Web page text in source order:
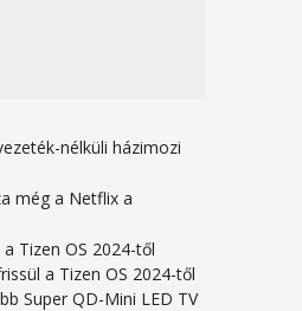
nélküli házimozi
még a Netflix a
Tizen OS 2024-től
a Tizen OS 2024-től
Super QD-Mini LED TV